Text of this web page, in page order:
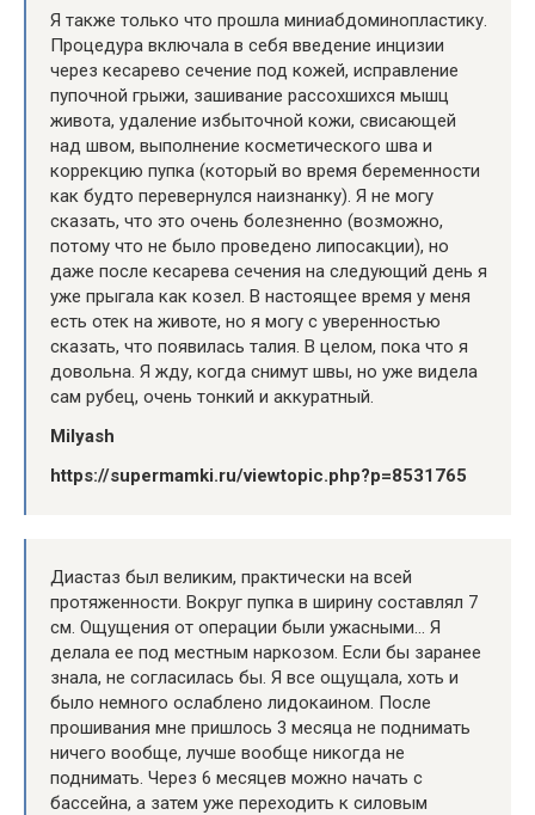
Я также только что прошла миниабдоминопластику.
Процедура включала в себя введение инцизии
через кесарево сечение под кожей, исправление
пупочной грыжи, зашивание рассохшихся мышц
живота, удаление избыточной кожи, свисающей
над швом, выполнение косметического шва и
коррекцию пупка (который во время беременности
как будто перевернулся наизнанку). Я не могу
сказать, что это очень болезненно (возможно,
потому что не было проведено липосакции), но
даже после кесарева сечения на следующий день я
уже прыгала как козел. В настоящее время у меня
есть отек на животе, но я могу с уверенностью
сказать, что появилась талия. В целом, пока что я
довольна. Я жду, когда снимут швы, но уже видела
сам рубец, очень тонкий и аккуратный.
Milyash
https://supermamki.ru/viewtopic.php?p=8531765
Диастаз был великим, практически на всей
протяженности. Вокруг пупка в ширину составлял 7
см. Ощущения от операции были ужасными… Я
делала ее под местным наркозом. Если бы заранее
знала, не согласилась бы. Я все ощущала, хоть и
было немного ослаблено лидокаином. После
прошивания мне пришлось 3 месяца не поднимать
ничего вообще, лучше вообще никогда не
поднимать. Через 6 месяцев можно начать с
бассейна, а затем уже переходить к силовым